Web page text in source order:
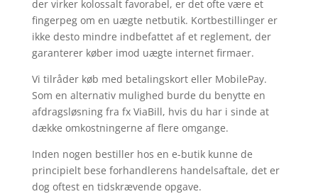
der virker kolossalt favorabel, er det ofte være et
fingerpeg om en uægte netbutik. Kortbestillinger er
ikke desto mindre indbefattet af et reglement, der
garanterer køber imod uægte internet firmaer.
Vi tilråder køb med betalingskort eller MobilePay.
Som en alternativ mulighed burde du benytte en
afdragsløsning fra fx ViaBill, hvis du har i sinde at
dække omkostningerne af flere omgange.
Inden nogen bestiller hos en e-butik kunne de
principielt bese forhandlerens handelsaftale, det er
dog oftest en tidskrævende opgave.